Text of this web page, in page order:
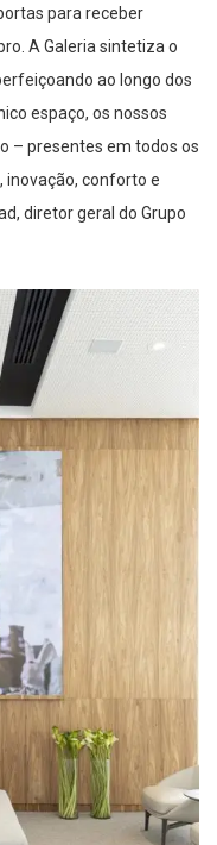
para receber
A Galeria sintetiza o
ao longo dos
espaço, os nossos
– presentes em todos os
inovação, conforto e
diretor geral do Grupo